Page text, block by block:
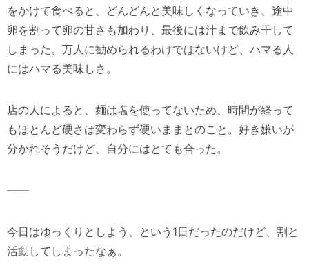
をかけて食べると、どんどんと美味しくなっていき、途中
卵を割って卵の甘さも加わり、最後には汁まで飲み干して
しまった。万人に勧められるわけではないけど、ハマる人
にはハマる美味しさ。
店の人によると、麺は塩を使ってないため、時間が経って
もほとんど硬さは変わらず硬いままとのこと。好き嫌いが
分かれそうだけど、自分にはとても合った。
——
今日はゆっくりとしよう、という1日だったのだけど、割と
活動してしまったなぁ。